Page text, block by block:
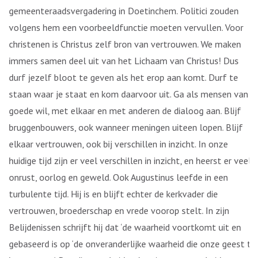
gemeenteraadsvergadering in Doetinchem. Politici zouden
volgens hem een voorbeeldfunctie moeten vervullen. Voor
christenen is Christus zelf bron van vertrouwen. We maken
immers samen deel uit van het Lichaam van Christus! Dus
durf jezelf bloot te geven als het erop aan komt. Durf te
staan waar je staat en kom daarvoor uit. Ga als mensen van
goede wil, met elkaar en met anderen de dialoog aan. Blijf
bruggenbouwers, ook wanneer meningen uiteen lopen. Blijf
elkaar vertrouwen, ook bij verschillen in inzicht. In onze
huidige tijd zijn er veel verschillen in inzicht, en heerst er veel
onrust, oorlog en geweld. Ook Augustinus leefde in een
turbulente tijd. Hij is en blijft echter de kerkvader die
vertrouwen, broederschap en vrede voorop stelt. In zijn
Belijdenissen schrijft hij dat ‘de waarheid voortkomt uit en
gebaseerd is op ‘de onveranderlijke waarheid die onze geest te